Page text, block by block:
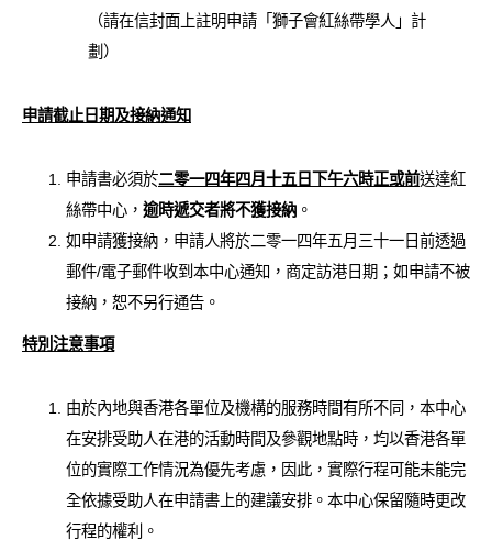
（請在信封面上註明申請「獅子會紅絲帶學人」計
劃）
申請截止日期及接納通知
申請書必須於二零一四年四月十五日下午六時正或前送達紅
絲帶中心， 逾時遞交者將不獲接納 。
如申請獲接納，申請人將於二零一四年五月三十一日前透過
郵件/電子郵件收到本中心通知，商定訪港日期；如申請不被
接納，恕不另行通告。
特別注意事項
由於內地與香港各單位及機構的服務時間有所不同，本中心
在安排受助人在港的活動時間及參觀地點時，均以香港各單
位的實際工作情況為優先考慮，因此，實際行程可能未能完
全依據受助人在申請書上的建議安排。本中心保留隨時更改
行程的權利。